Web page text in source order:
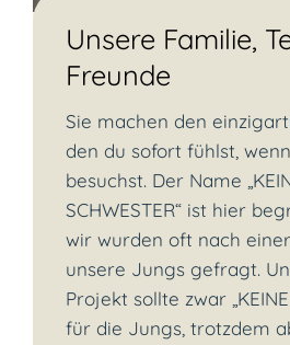
Unsere Familie,
Freunde
Sie machen den
den du sofort fühlst,
besuchst. Der Name
SCHWESTER“ ist hier
wir wurden oft nach
unsere Jungs gefragt.
Projekt sollte zwar „KEINE
für die Jungs, trotzdem